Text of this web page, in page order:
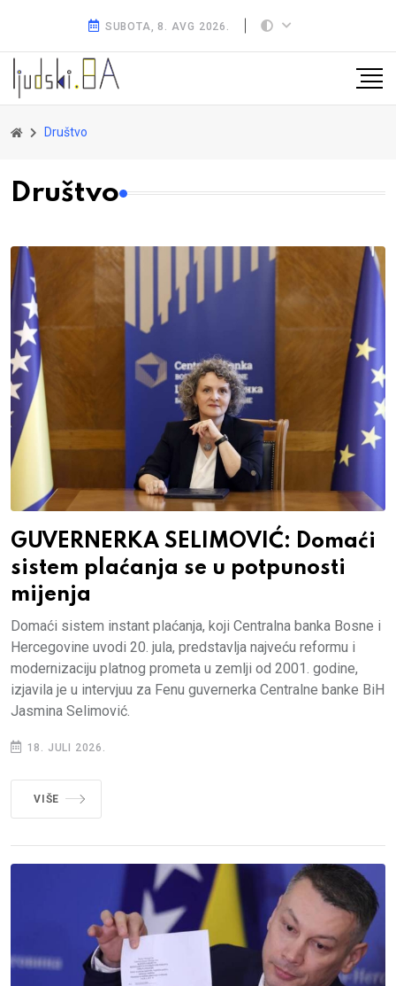
SUBOTA, 8. AVG 2026.
Društvo
Društvo
GUVERNERKA SELIMOVIĆ: Domaći
sistem plaćanja se u potpunosti
mijenja
Domaći sistem instant plaćanja, koji Centralna banka Bosne i
Hercegovine uvodi 20. jula, predstavlja najveću reformu i
modernizaciju platnog prometa u zemlji od 2001. godine,
izjavila je u intervjuu za Fenu guvernerka Centralne banke BiH
Jasmina Selimović.
18. JULI 2026.
VIŠE